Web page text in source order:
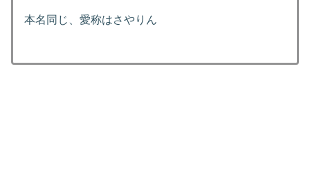
本名同じ、愛称はさやりん